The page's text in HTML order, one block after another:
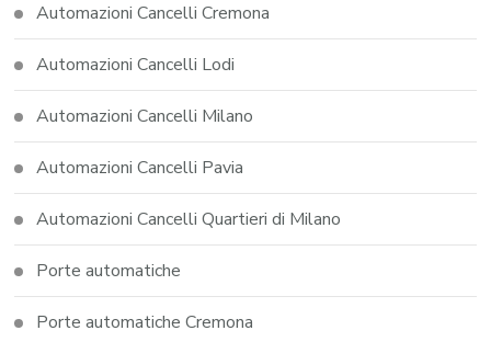
Automazioni Cancelli Cremona
Automazioni Cancelli Lodi
Automazioni Cancelli Milano
Automazioni Cancelli Pavia
Automazioni Cancelli Quartieri di Milano
Porte automatiche
Porte automatiche Cremona